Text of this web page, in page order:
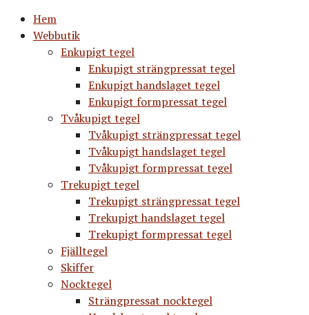
Hem
Webbutik
Enkupigt tegel
Enkupigt strängpressat tegel
Enkupigt handslaget tegel
Enkupigt formpressat tegel
Tvåkupigt tegel
Tvåkupigt strängpressat tegel
Tvåkupigt handslaget tegel
Tvåkupigt formpressat tegel
Trekupigt tegel
Trekupigt strängpressat tegel
Trekupigt handslaget tegel
Trekupigt formpressat tegel
Fjälltegel
Skiffer
Nocktegel
Strängpressat nocktegel